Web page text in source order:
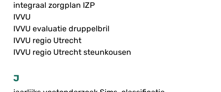
integraal zorgplan IZP
IVVU
IVVU evaluatie druppelbril
IVVU regio Utrecht
IVVU regio Utrecht steunkousen
J